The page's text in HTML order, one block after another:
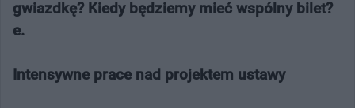
gwiazdkę? Kiedy będziemy mieć wspólny bilet?
e.
Intensywne prace nad projektem ustawy